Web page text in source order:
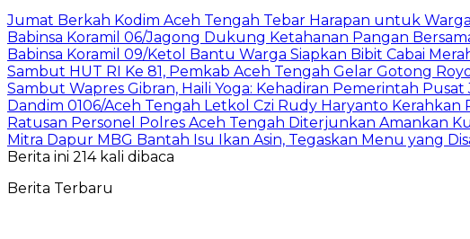
Jumat Berkah Kodim Aceh Tengah Tebar Harapan untuk Warga
‎Babinsa Koramil 06/Jagong Dukung Ketahanan Pangan
‎Babinsa Koramil 09/Ketol Bantu Warga Siapkan Bibit Cabai
Sambut HUT RI Ke 81, Pemkab Aceh Tengah Gelar Gotong
‎Sambut Wapres Gibran, Haili Yoga: Kehadiran Pemerintah
Dandim 0106/Aceh Tengah Letkol Czi Rudy Haryanto
Ratusan Personel Polres Aceh Tengah Diterjunkan Amankan
‎Mitra Dapur MBG Bantah Isu Ikan Asin, Tegaskan Menu yang
Berita ini 214 kali dibaca
Berita Terbaru